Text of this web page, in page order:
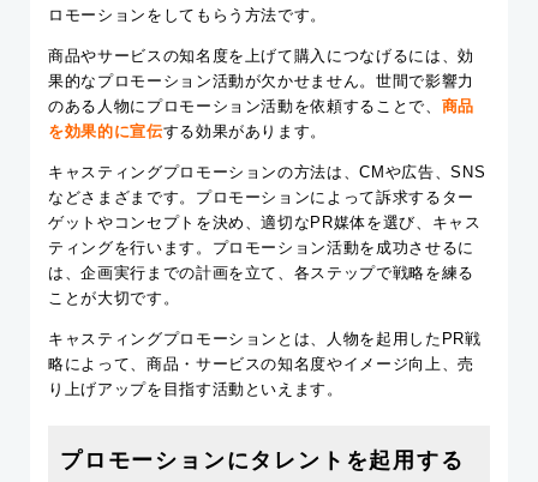
ロモーションをしてもらう方法です。
商品やサービスの知名度を上げて購入につなげるには、効
果的なプロモーション活動が欠かせません。世間で影響力
のある人物にプロモーション活動を依頼することで、 商品
を効果的に宣伝する効果があります。
キャスティングプロモーションの方法は、CMや広告、SNS
などさまざまです。プロモーションによって訴求するター
ゲットやコンセプトを決め、適切なPR媒体を選び、キャス
ティングを行います。プロモーション活動を成功させるに
は、企画実行までの計画を立て、各ステップで戦略を練る
ことが大切です。
キャスティングプロモーションとは、人物を起用したPR戦
略によって、商品・サービスの知名度やイメージ向上、売
り上げアップを目指す活動といえます。
プロモーションにタレントを起用する